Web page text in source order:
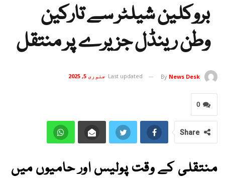
بروکلین شیلٹر سے تارکین
وطن رینڈل جزیرے پر منتقل
By News Desk
Last updated جنوری 5, 2025
0
Share
منتقلی کے وقت پولیس اور حامیوں میں